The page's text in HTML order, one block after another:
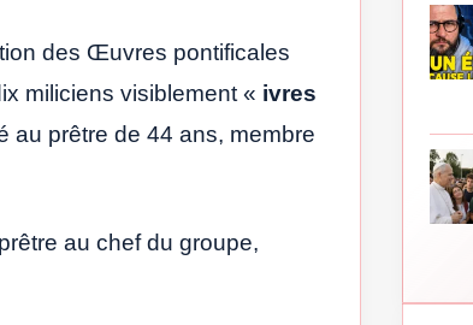
des Œuvres pontificales
miliciens visiblement « ivres
au prêtre de 44 ans, membre
au chef du groupe,